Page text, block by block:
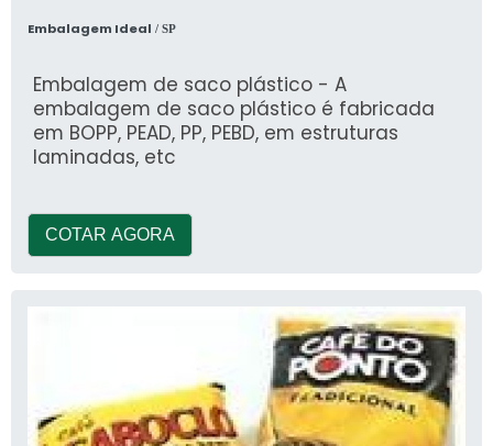
Embalagem Ideal / SP
Embalagem de saco plástico - A
embalagem de saco plástico é fabricada
em BOPP, PEAD, PP, PEBD, em estruturas
laminadas, etc
COTAR AGORA